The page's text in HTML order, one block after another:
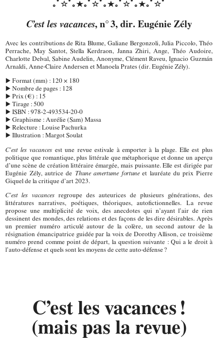
C’est les vacances, n° 3, dir. Eugénie Zély
Avec les contributions de Rita Blume, Galiane Bergonzoli, Julia Piccolo, Théo
Perrache, May Santot, Stella Kerdraon, Janna Zhiri, Ange, Théo Audoire,
Charlotte Delval, Sabine Audelin, Anonyme, Clément Raveu, Ignacio Guzmán
Arnaldi, Anne-Claire Andersen et Manoela Prates (dir. Eugénie Zély).
▶ Format (mm) : 120 × 180
▶ Nombre de pages : 128
▶ Prix (€) : 15
▶ Tirage : 500
▶ ISBN : 978-2-493534-20-0
▶ Graphisme : Aurélie (Sam) Massa
▶ Relecture : Louise Pachurka
▶ Illustration : Margot Soulat
C’est les vacances est une revue estivale à emporter à la plage. Elle est plus
politique que romantique, plus littérale que métaphorique et donne un aperçu
d’une scène de création littéraire émargée, mais puissante. Elle est dirigée par
Eugénie Zély, autrice de Thune amertume fortuneet lauréate du prix Pierre
Giquel de la critique d’art 2023.
C’est les vacances regroupe des auteurices de plusieurs générations, des
littératures narratives, poétiques, théoriques, autofictionnelles. La revue
propose une multiplicité de voix, des anecdotes qui n’ayant l’air de rien
dessinent des mondes, des relations et des façons de les dire désirables. Après
un premier numéro articulé autour de la colère, un second autour de la
résignation émancipatrice guidée par la voix de Dorothy Allison, ce troisième
numéro prend comme point de départ, la question suivante : Qui a le droit à
l’auto-défense et quels sont les moyens de cette auto-défense ?
C’est les vacances !
(mais pas la revue)